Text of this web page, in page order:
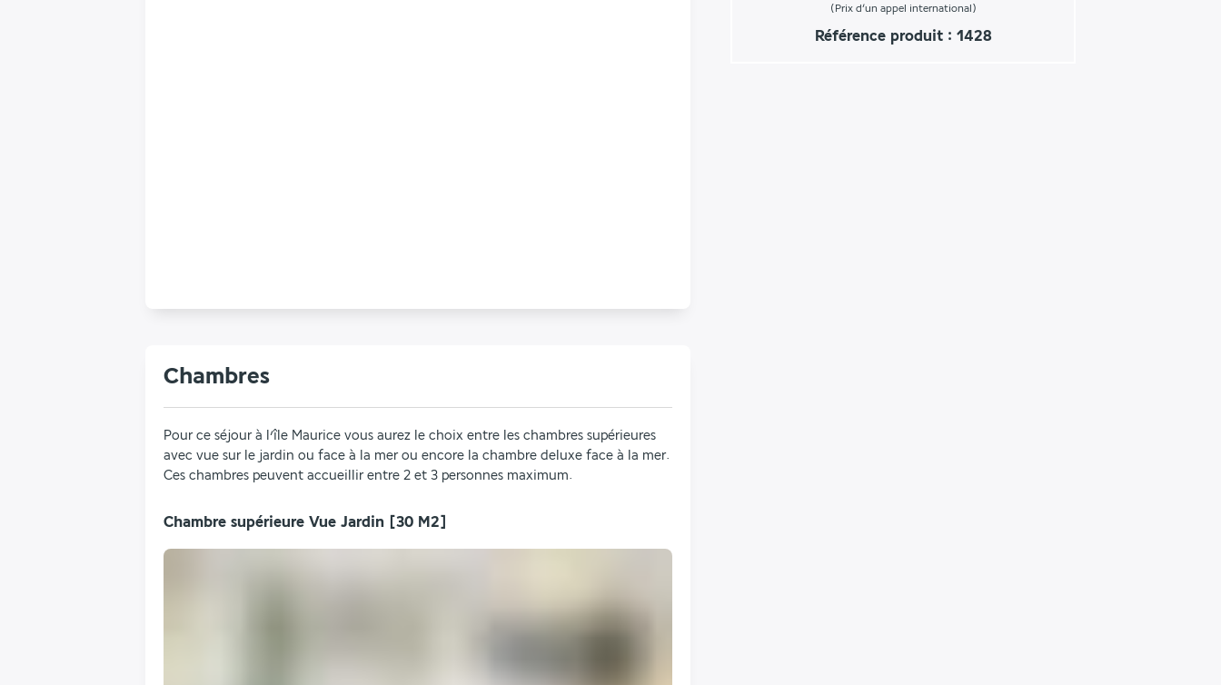
(Prix d’un appel international)
Référence produit : 1428
Chambres
Pour ce séjour à l’île Maurice vous aurez le choix entre les chambres supérieures
avec vue sur le jardin ou face à la mer ou encore la chambre deluxe face à la mer.
Ces chambres peuvent accueillir entre 2 et 3 personnes maximum.
Chambre supérieure Vue Jardin [30 M2]